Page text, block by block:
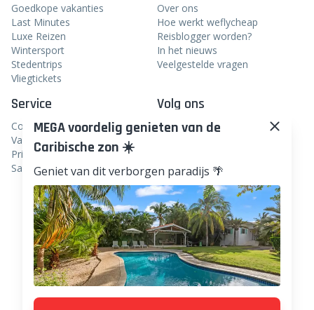
Goedkope vakanties
Last Minutes
Luxe Reizen
Wintersport
Stedentrips
Vliegtickets
Over ons
Hoe werkt weflycheap
Reisblogger worden?
In het nieuws
Veelgestelde vragen
Service
Contact
Vacatures
Privacy
Samenwerken
Volg ons
Facebook
Linkedin
TikTok
Pinterest
WhatsApp
MEGA voordelig genieten van de
Caribische zon ☀️
Geniet van dit verborgen paradijs 🌴